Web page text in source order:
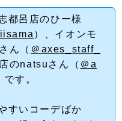
都呂店のひー様
）、イオンモ
ん（ ＠axes_staff_
のnatsuさん（ ＠a
です。
すいコーデばか